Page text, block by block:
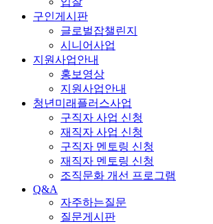
구인게시판
글로벌잡챌린지
시니어사업
지원사업안내
홍보영상
지원사업안내
청년미래플러스사업
구직자 사업 신청
재직자 사업 신청
구직자 멘토링 신청
재직자 멘토링 신청
조직문화 개선 프로그램
Q&A
자주하는질문
질문게시판